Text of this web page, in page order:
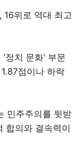
16위로 역대 최고
'정치 문화' 부문
점이나 하락
민주주의를 뒷받
합의와 결속력이